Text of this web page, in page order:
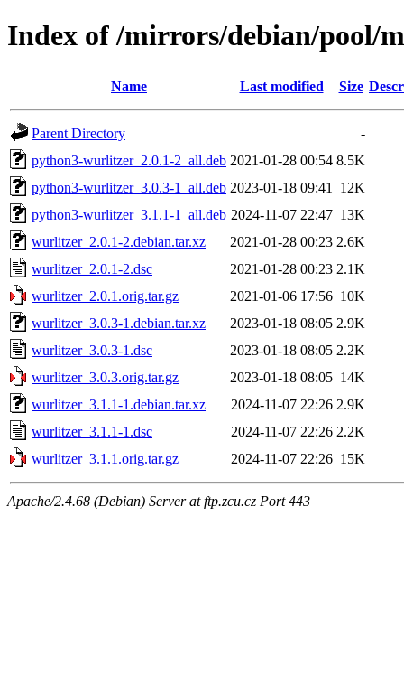
Index of /mirrors/debian/pool/
Name Last modified Size
Parent Directory
-
python3-wurlitzer_2.0.1-2_all.deb 2021-01-28 00:54 8.5K
python3-wurlitzer_3.0.3-1_all.deb 2023-01-18 09:41
12K
python3-wurlitzer_3.1.1-1_all.deb 2024-11-07 22:47 13K
wurlitzer_2.0.1-2.debian.tar.xz
2021-01-28 00:23 2.6K
wurlitzer_2.0.1-2.dsc
2021-01-28 00:23 2.1K
wurlitzer_2.0.1.orig.tar.gz
2021-01-06 17:56 10K
wurlitzer_3.0.3-1.debian.tar.xz
2023-01-18 08:05 2.9K
wurlitzer_3.0.3-1.dsc
2023-01-18 08:05 2.2K
wurlitzer_3.0.3.orig.tar.gz
2023-01-18 08:05 14K
wurlitzer_3.1.1-1.debian.tar.xz
2024-11-07 22:26 2.9K
wurlitzer_3.1.1-1.dsc
2024-11-07 22:26 2.2K
wurlitzer_3.1.1.orig.tar.gz
2024-11-07 22:26 15K
Apache/2.4.68 (Debian) Server at ftp.zcu.cz Port 443